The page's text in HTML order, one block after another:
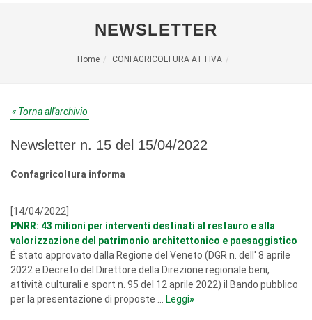
NEWSLETTER
Home CONFAGRICOLTURA ATTIVA
« Torna all'archivio
Newsletter n. 15 del 15/04/2022
Confagricoltura informa
[14/04/2022]
PNRR: 43 milioni per interventi destinati al restauro e alla
valorizzazione del patrimonio architettonico e paesaggistico
É stato approvato dalla Regione del Veneto (DGR n. dell' 8 aprile
2022 e Decreto del Direttore della Direzione regionale beni,
attività culturali e sport n. 95 del 12 aprile 2022) il Bando pubblico
per la presentazione di proposte ...
Leggi»